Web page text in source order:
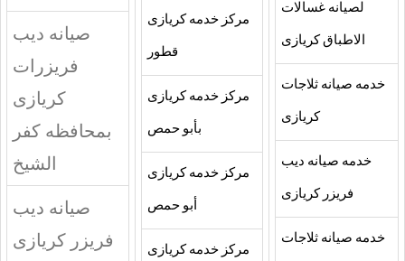
لصيانه غسالات
الاطباق كريازى
خدمه صيانه ثلاجات
كريازى
خدمه صيانه ديب
فريزر كريازى
خدمه صيانه ثلاجات
مركز خدمه كريازى
قطور
مركز خدمه كريازى
بأبو حمص
مركز خدمه كريازى
أبو حمص
مركز خدمه كريازى
صيانه ديب
فريزرات
كريازى
بمحافظه كفر
الشيخ
صيانه ديب
فريزر كريازى